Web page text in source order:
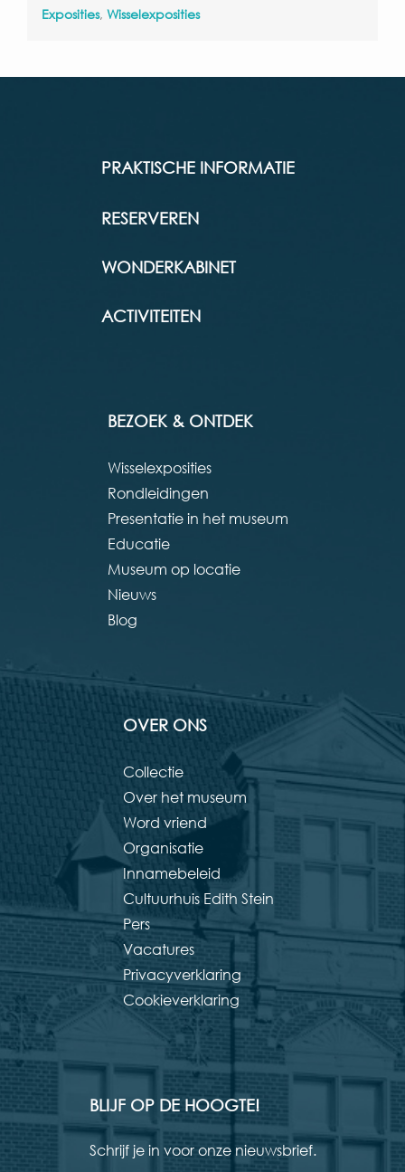
Exposities, Wisselexposities
PRAKTISCHE INFORMATIE
RESERVEREN
WONDERKABINET
ACTIVITEITEN
BEZOEK & ONTDEK
Wisselexposities
Rondleidingen
Presentatie in het museum
Educatie
Museum op locatie
Nieuws
Blog
OVER ONS
Collectie
Over het museum
Word vriend
Organisatie
Innamebeleid
Cultuurhuis Edith Stein
Pers
Vacatures
Privacyverklaring
Cookieverklaring
BLIJF OP DE HOOGTE!
Schrijf je in voor onze nieuwsbrief.